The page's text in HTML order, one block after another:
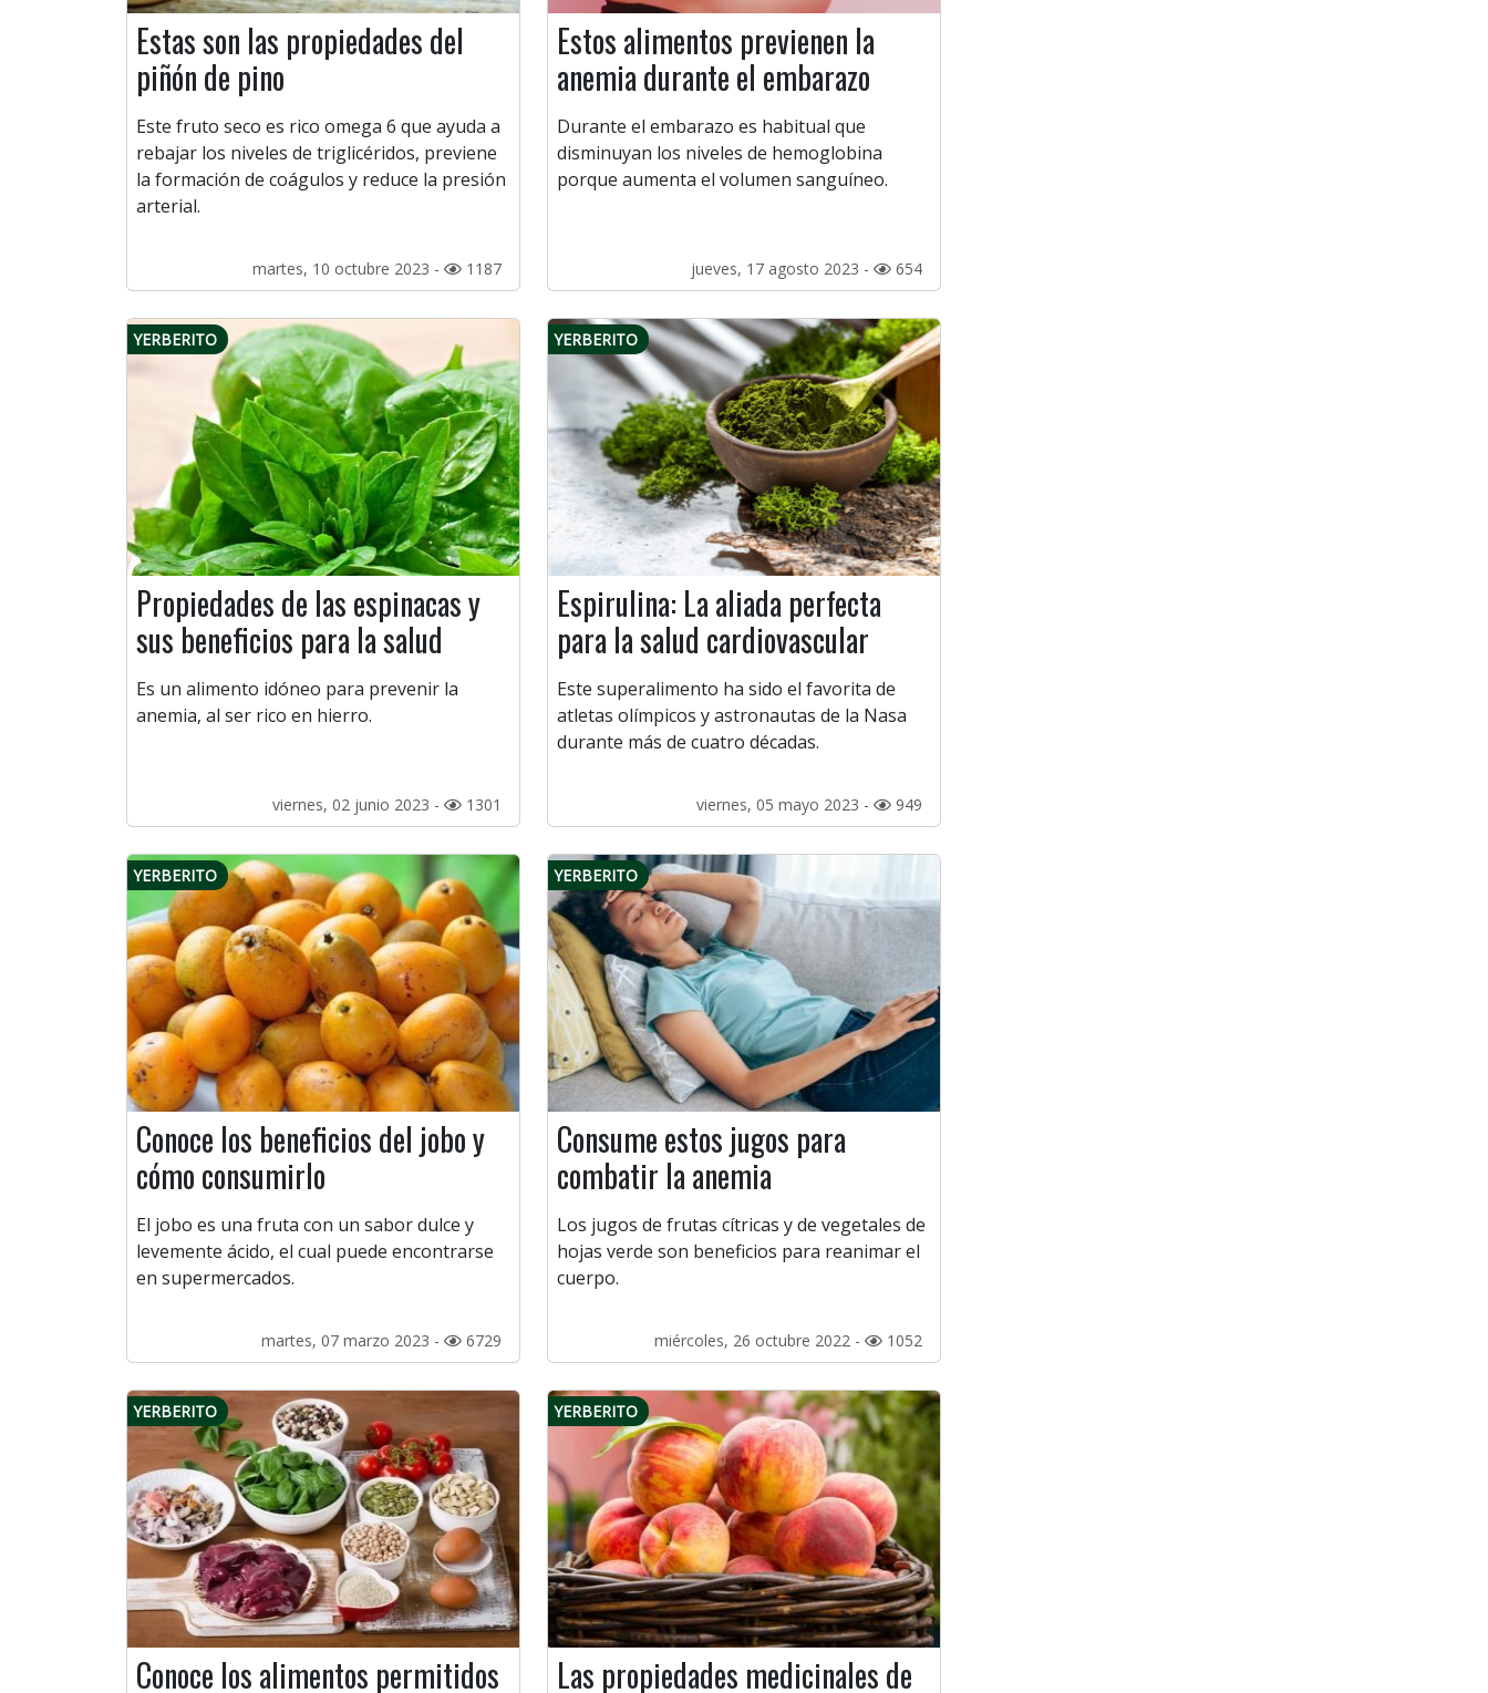
Estas son las propiedades del
piñón de pino
Este fruto seco es rico omega 6 que ayuda a
rebajar los niveles de triglicéridos, previene
la formación de coágulos y reduce la presión
arterial.
martes, 10 octubre 2023 - 1187
Estos alimentos previenen la
anemia durante el embarazo
Durante el embarazo es habitual que
disminuyan los niveles de hemoglobina
porque aumenta el volumen sanguíneo.
jueves, 17 agosto 2023 - 654
YERBERITO
Propiedades de las espinacas y
sus beneficios para la salud
Es un alimento idóneo para prevenir la
anemia, al ser rico en hierro.
viernes, 02 junio 2023 - 1301
YERBERITO
Espirulina: La aliada perfecta
para la salud cardiovascular
Este superalimento ha sido el favorita de
atletas olímpicos y astronautas de la Nasa
durante más de cuatro décadas.
viernes, 05 mayo 2023 - 949
YERBERITO
Conoce los beneficios del jobo y
cómo consumirlo
El jobo es una fruta con un sabor dulce y
levemente ácido, el cual puede encontrarse
en supermercados.
martes, 07 marzo 2023 - 6729
YERBERITO
Consume estos jugos para
combatir la anemia
Los jugos de frutas cítricas y de vegetales de
hojas verde son beneficios para reanimar el
cuerpo.
miércoles, 26 octubre 2022 - 1052
YERBERITO
Conoce los alimentos permitidos
YERBERITO
Las propiedades medicinales de